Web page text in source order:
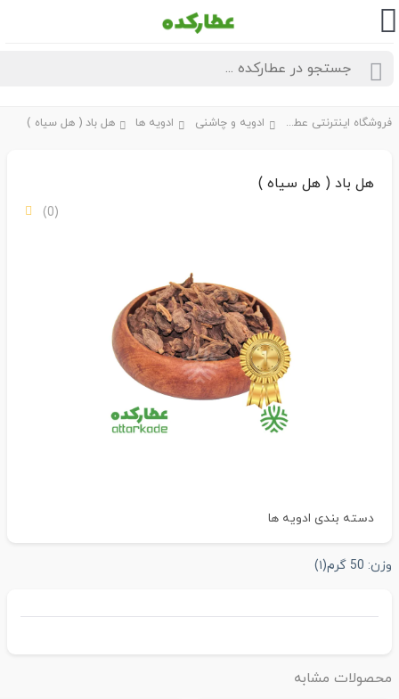
فروشگاه اینترنتی عطارکده ادویه و چاشنی ادویه ها هل باد ( هل سیاه )
هل باد ( هل سیاه )
دسته بندیادویه ها
50 گرم (۱)
مشابه